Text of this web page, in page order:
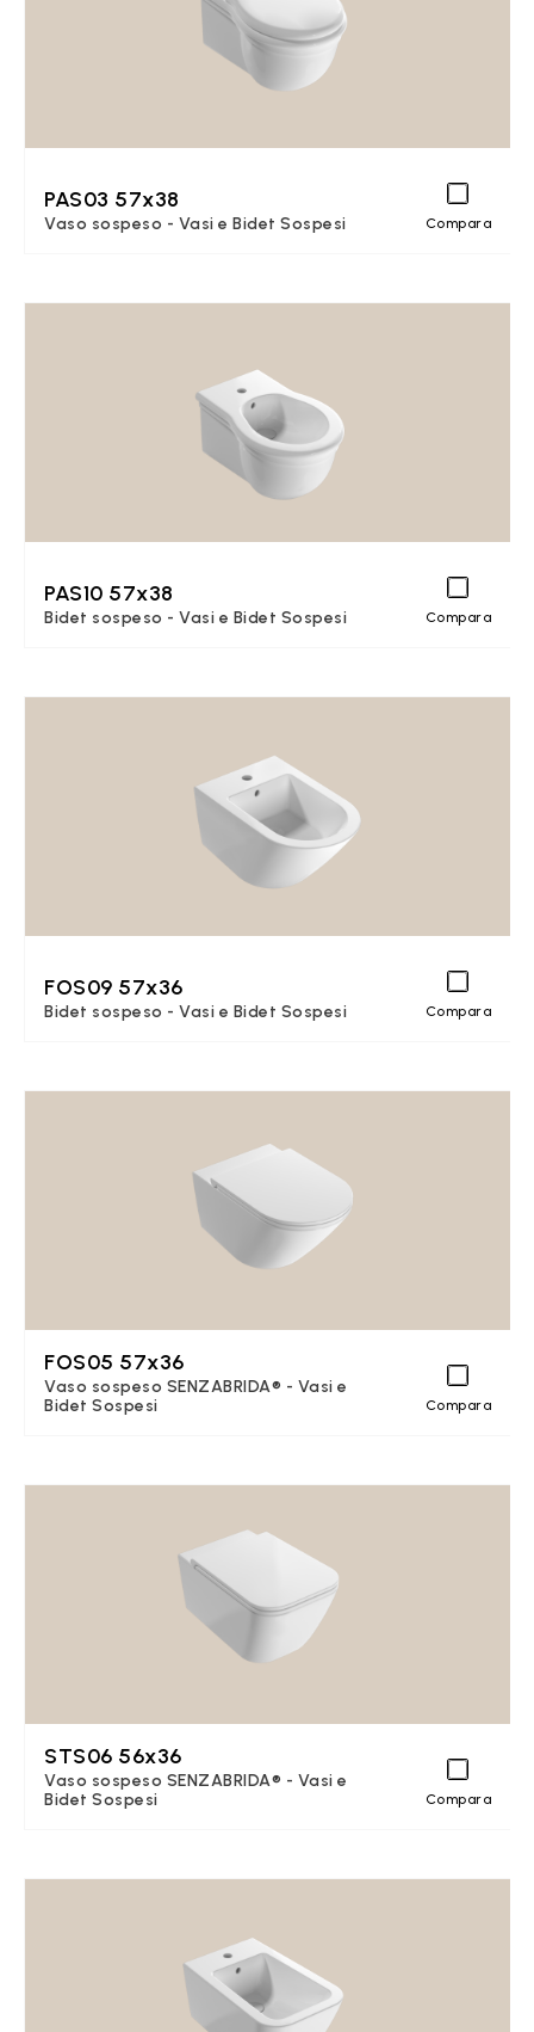
PAS03 57x38
Vaso sospeso - Vasi e Bidet Sospesi Compara
PAS10 57x38
Bidet sospeso - Vasi e Bidet Sospesi Compara
FOS09 57x36
Bidet sospeso - Vasi e Bidet Sospesi Compara
FOS05 57x36
Vaso sospeso SENZABRIDA® - Vasi e
Bidet Sospesi
Compara
STS06 56x36
Vaso sospeso SENZABRIDA® - Vasi e
Bidet Sospesi
Compara